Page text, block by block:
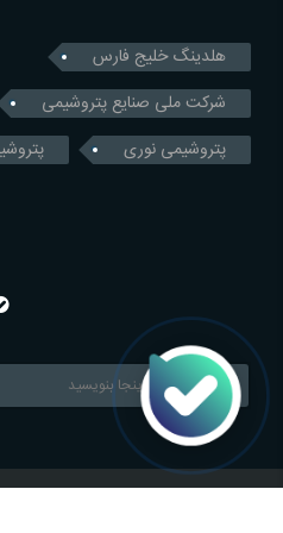
هلدینگ خلیج فارس
شرکت ملی صنایع پتروشیمی
پتروشیمی نوری